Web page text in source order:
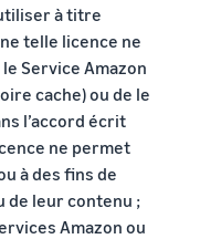
à titre
telle licence ne
Service Amazon
cache) ou de le
l’accord écrit
ne permet
à des fins de
de leur contenu ;
Amazon ou